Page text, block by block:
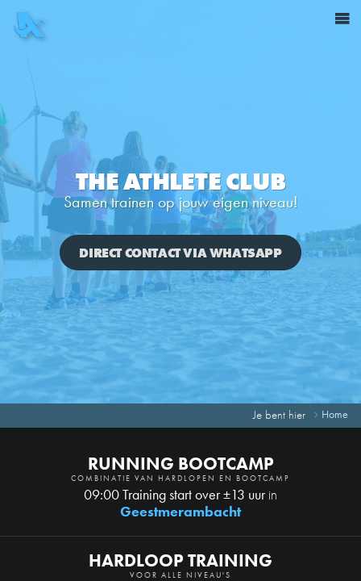
Je bent hier Home
THE ATHLETE CLUB
Samen trainen op jouw eigen niveau!
DIRECT CONTACT VIA WHATSAPP
RUNNING BOOTCAMP
COMBINATIE VAN HARDLOPEN EN BOOTCAMP
09:00 Training start over ±13 uurin
Geestmerambacht
HARDLOOP TRAINING
VOOR ALLE NIVEAU'S